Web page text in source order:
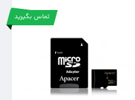
تماس بگیرید